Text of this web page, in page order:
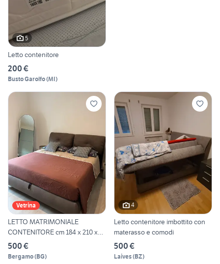
5
Letto contenitore
200 €
Busto Garolfo(MI)
Vetrina
LETTO MATRIMONIALE
CONTENITORE cm 184 x 210 x
110
500 €
Bergamo(BG)
4
Letto contenitore imbottito con
materasso e comodi
500 €
Laives(BZ)